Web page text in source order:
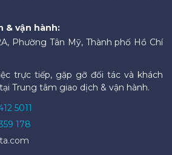
& vận hành:
Phường Tân Mỹ, Thành phố Hồ Chí
trực tiếp, gặp gỡ đối tác và khách
Trung tâm giao dịch & vận hành.
5011
178